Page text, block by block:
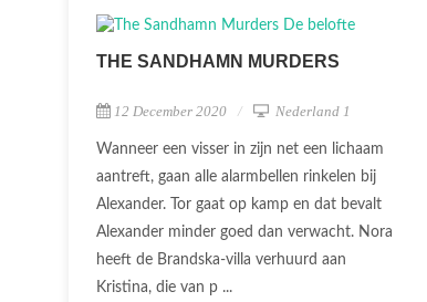
THE SANDHAMN MURDERS
12 December 2020 Nederland 1
Wanneer een visser in zijn net een lichaam
aantreft, gaan alle alarmbellen rinkelen bij
Alexander. Tor gaat op kamp en dat bevalt
Alexander minder goed dan verwacht. Nora
heeft de Brandska-villa verhuurd aan
Kristina, die van p ...